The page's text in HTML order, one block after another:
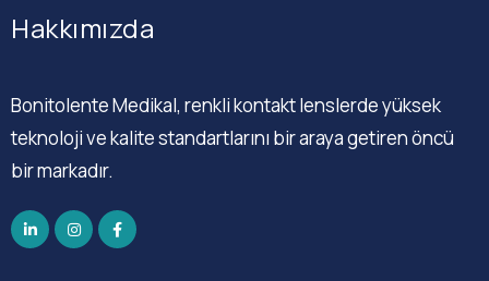
Hakkımızda
Bonitolente Medikal, renkli kontakt lenslerde yüksek
teknoloji ve kalite standartlarını bir araya getiren öncü
bir markadır.